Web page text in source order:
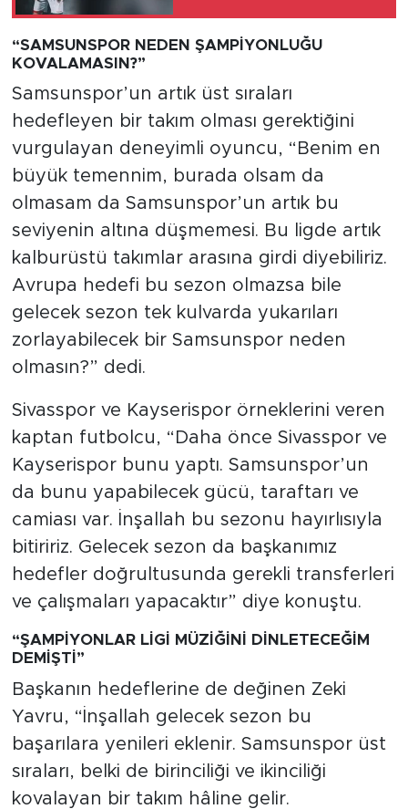
“SAMSUNSPOR NEDEN ŞAMPİYONLUĞU
KOVALAMASIN?”
Samsunspor’un artık üst sıraları
hedefleyen bir takım olması gerektiğini
vurgulayan deneyimli oyuncu, “Benim en
büyük temennim, burada olsam da
olmasam da Samsunspor’un artık bu
seviyenin altına düşmemesi. Bu ligde artık
kalburüstü takımlar arasına girdi diyebiliriz.
Avrupa hedefi bu sezon olmazsa bile
gelecek sezon tek kulvarda yukarıları
zorlayabilecek bir Samsunspor neden
olmasın?” dedi.
Sivasspor ve Kayserispor örneklerini veren
kaptan futbolcu, “Daha önce Sivasspor ve
Kayserispor bunu yaptı. Samsunspor’un
da bunu yapabilecek gücü, taraftarı ve
camiası var. İnşallah bu sezonu hayırlısıyla
bitiririz. Gelecek sezon da başkanımız
hedefler doğrultusunda gerekli transferleri
ve çalışmaları yapacaktır” diye konuştu.
“ŞAMPİYONLAR LİGİ MÜZİĞİNİ DİNLETECEĞİM
DEMİŞTİ”
Başkanın hedeflerine de değinen Zeki
Yavru, “İnşallah gelecek sezon bu
başarılara yenileri eklenir. Samsunspor üst
sıraları, belki de birinciliği ve ikinciliği
kovalayan bir takım hâline gelir.